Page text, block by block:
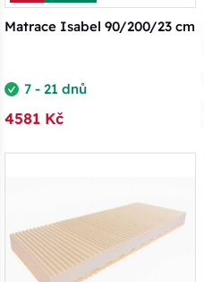
Matrace Isabel 90/200/23 cm
7 - 21 dnů
4581 Kč